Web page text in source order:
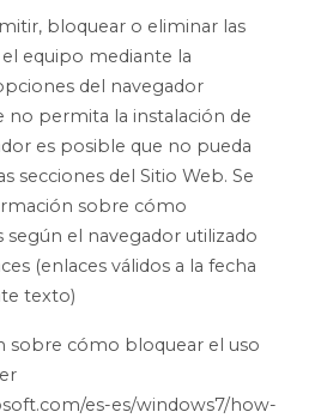
bloquear o eliminar las
equipo mediante la
del navegador
no permita la instalación de
es posible que no pueda
secciones del Sitio Web. Se
sobre cómo
según el navegador utilizado
(enlaces válidos a la fecha
texto)
sobre cómo bloquear el uso
es-es/windows7/how-